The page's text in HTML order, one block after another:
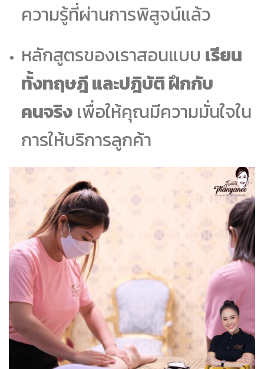
ความรู้ที่ผ่านการพิสูจน์แล้ว
หลักสูตรของเราสอนแบบ เรียน
ทั้งทฤษฎี และปฎิบัติ ฝึกกับ
คนจริงเพื่อให้คุณมีความมั่นใจใน
การให้บริการลูกค้า